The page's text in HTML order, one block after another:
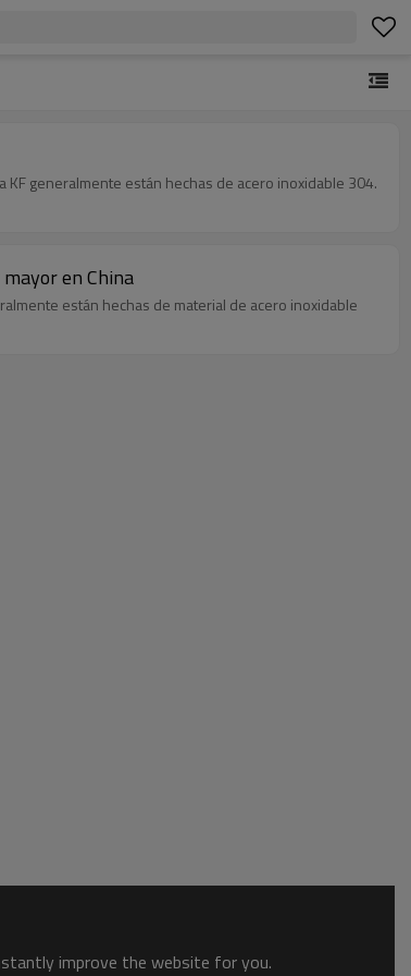
KF generalmente están hechas de acero inoxidable 304.
en China
están hechas de material de acero inoxidable
improve the website for you.